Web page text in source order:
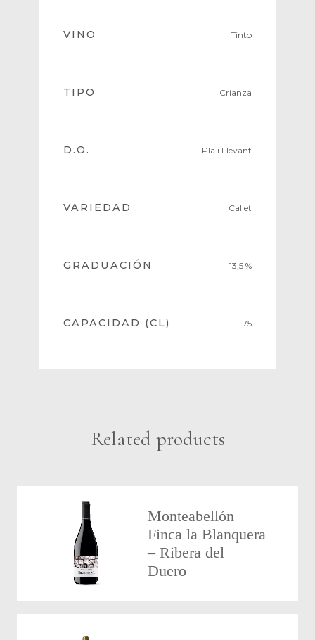
VINO Tinto
TIPO Crianza
D.O. Pla i Llevant
VARIEDAD Callet
GRADUACIÓN 13,5 %
CAPACIDAD (CL) 75
Related products
Monteabellón
Finca la Blanquera
– Ribera del
Duero